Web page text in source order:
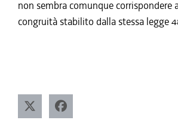
non sembra comunque corrispondere
congruità stabilito dalla stessa legge